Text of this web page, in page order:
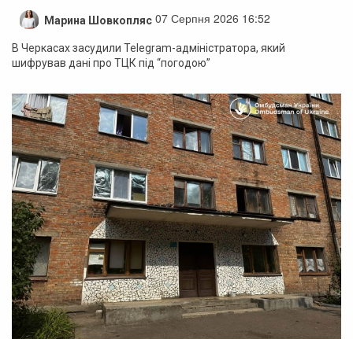
Марина Шовкопляс 07 Серпня 2026 16:52
В Черкасах засудили Telegram-адміністратора, який
шифрував дані про ТЦК під “погодою”